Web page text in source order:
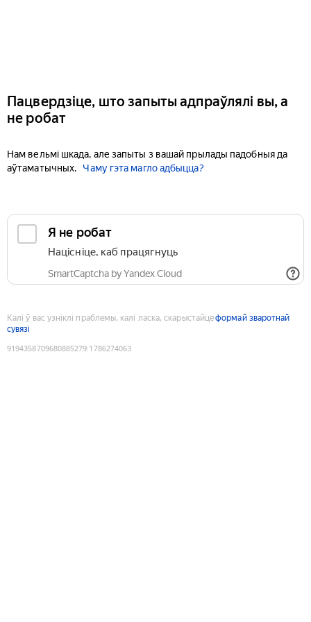
Пацвердзіце, што запыты адпраўлялі вы, а
не робат
Нам вельмі шкада, але запыты з вашай прылады падобныя да
аўтаматычных.
Чаму гэта магло адбыцца?
Я не робат
Націсніце, каб працягнуць
SmartCaptcha by Yandex Cloud
Калі ў вас узніклі праблемы, калі ласка, скарыстайцеформай зваротнай
сувязі
9194358709680885279:1786274063